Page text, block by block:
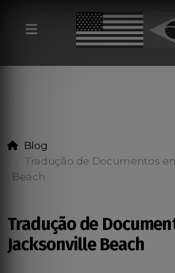
Blog
Tradução de Documentos
Beach
Tradução de
Jacksonville Beach